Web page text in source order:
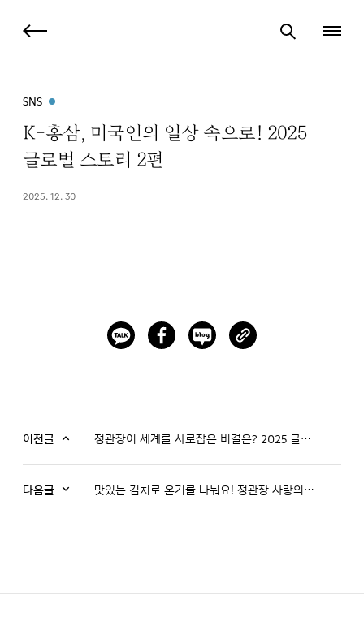
SNS
K-홍삼, 미국인의 일상 속으로! 2025
글로벌 스토리 2편
2025. 12. 30
이전글 정관장이 세계를 사로잡은 비결은? 2025 글로벌 스토리 1편
다음글 맛있는 김치로 온기를 나눠요! 정관장 사랑의 김장 나눔